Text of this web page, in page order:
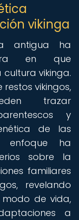
vikinga
antigua ha
en que
vikinga.
restos vikingos,
trazar
y
de las
enfoque ha
sobre la
familiares
revelando
de vida,
a